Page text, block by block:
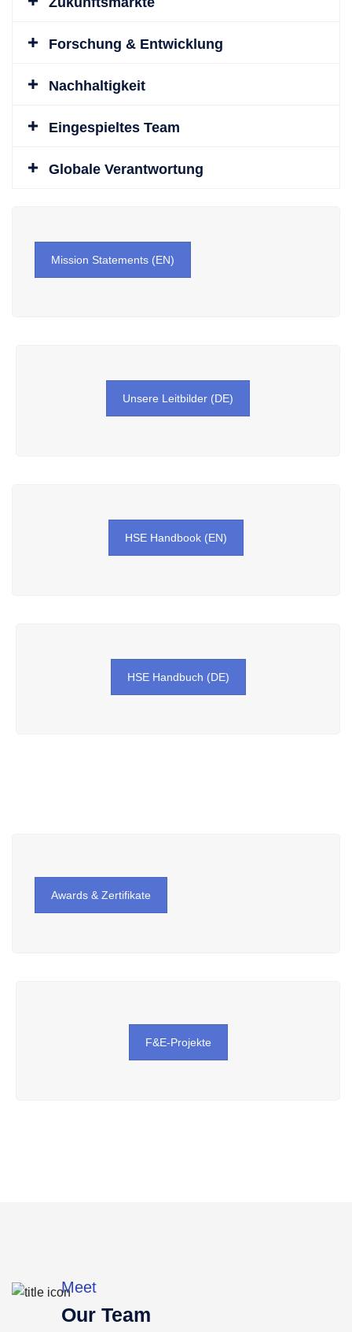
Forschung & Entwicklung
Nachhaltigkeit
Eingespieltes Team
Globale Verantwortung
Mission Statements (EN)
Unsere Leitbilder (DE)
HSE Handbook (EN)
HSE Handbuch (DE)
Awards & Zertifikate
F&E-Projekte
Meet
Our Team